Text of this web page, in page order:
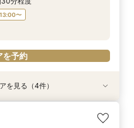
13:00〜
を予約
感動挙式】パパママ・マタニ
ー】 本格神前式×絶景披露宴×
算で心温まる挙式体験×美食お
加】スマホでOK◎オンライン
を見る（4件）